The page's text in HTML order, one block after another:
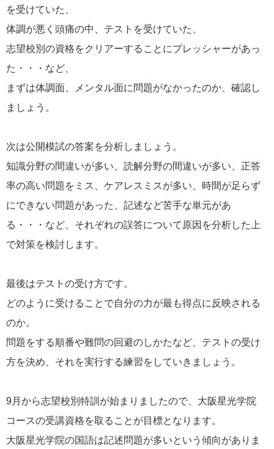
を受けていた、
体調が悪く頭痛の中、テストを受けていた、
志望校別の資格をクリアーすることにプレッシャーがあっ
た・・・など、
まずは体調面、メンタル面に問題がなかったのか、確認し
ましょう。
次は公開模試の答案を分析しましょう。
知識分野の間違いが多い、読解分野の間違いが多い、正答
率の高い問題をミス、ケアレスミスが多い、時間が足らず
にできない問題があった、記述など苦手な単元があ
る・・・など、それぞれの誤答について原因を分析した上
で対策を検討します。
最後はテストの受け方です。
どのように受けることで自分の力が最も得点に反映される
のか。
問題をする順番や難問の回避のしかたなど、テストの受け
方を決め、それを実行する練習をしていきましょう。
9月から志望校別特訓が始まりましたので、大阪星光学院
コースの受講資格を取ることが目標となります。
大阪星光学院の国語は記述問題が多いという傾向がありま